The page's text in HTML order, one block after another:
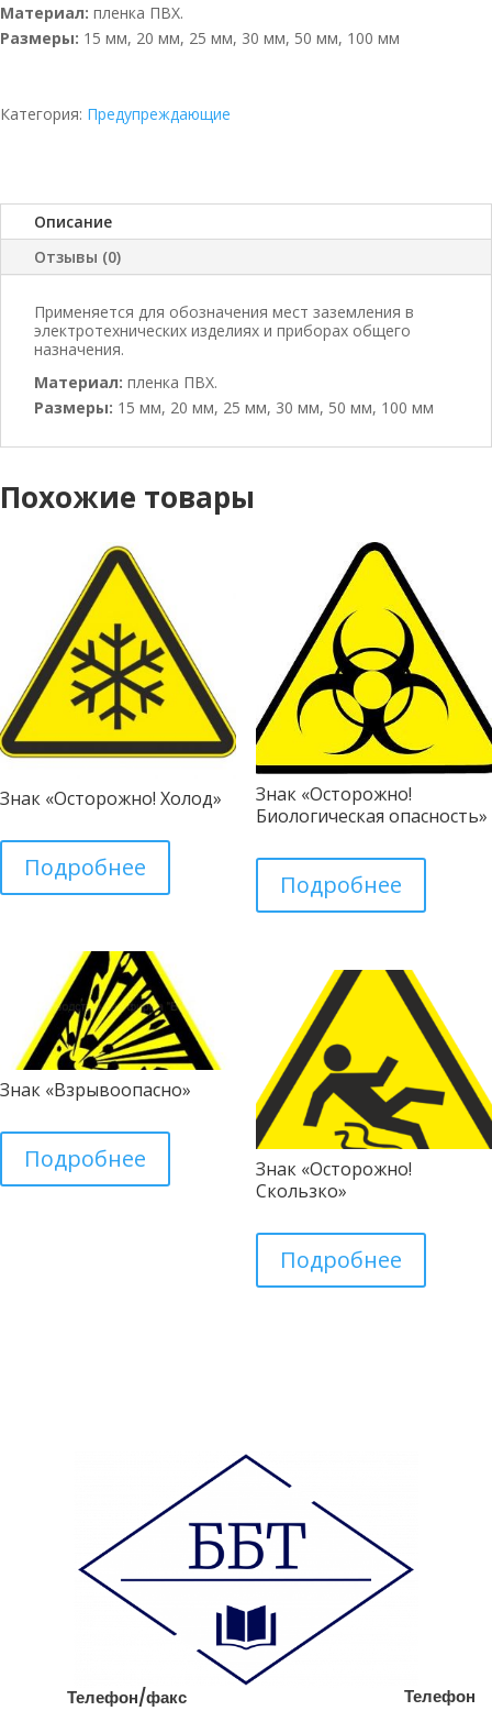
Материал: пленка ПВХ.
Размеры: 15 мм, 20 мм, 25 мм, 30 мм, 50 мм, 100 мм
Категория: Предупреждающие
Описание
Отзывы (0)
Применяется для обозначения мест заземления в
электротехнических изделиях и приборах общего
назначения.
Материал: пленка ПВХ.
Размеры: 15 мм, 20 мм, 25 мм, 30 мм, 50 мм, 100 мм
Похожие товары
Знак «Осторожно! Холод»
Подробнее
Знак «Осторожно!
Биологическая опасность»
Подробнее
Знак «Взрывоопасно»
Подробнее
Знак «Осторожно!
Скользко»
Подробнее
Телефон
Телефон/факс